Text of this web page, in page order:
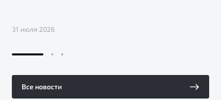
31 июля 2026
Все новости